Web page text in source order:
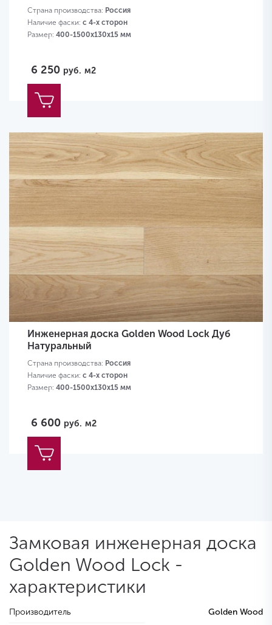
Страна производства: Россия
Наличие фаски: с 4-х сторон
Размер: 400-1500х130х15 мм
6 250 руб. м2
Инженерная доска Golden Wood Lock Дуб
Натуральный
Страна производства: Россия
Наличие фаски: с 4-х сторон
Размер: 400-1500х130х15 мм
6 600 руб. м2
Замковая инженерная доска
Golden Wood Lock -
характеристики
Производитель Golden Wood